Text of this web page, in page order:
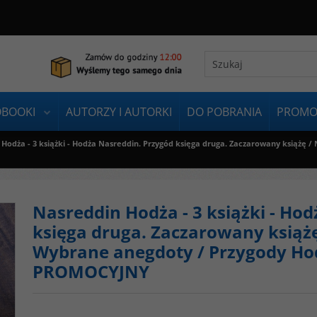
AUTORZY I AUTORKI DO POBRANIA
- 3 książki - Hodża Nasreddin. Przygód księga druga. Zaczarowany książę
Nasreddin Hodża - 3 książki -
księga druga. Zaczarowany
Wybrane anegdoty / Przygody
PROMOCYJNY